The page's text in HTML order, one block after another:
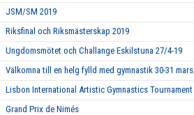
JSM/SM 2019
Riksfinal och Riksmästerskap 2019
Ungdomsmötet och Challange Eskilstuna 27/4-19
Välkomna till en helg fylld med gymnastik 30-31 mars
Lisbon International Artistic Gymnastics Tournament
Grand Prix de Nimés